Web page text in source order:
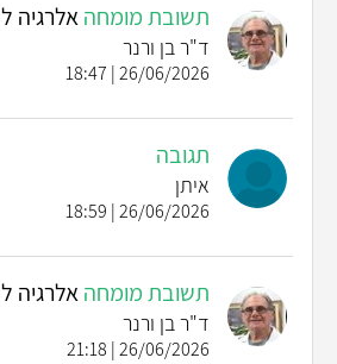
תשובת מומחהאלרגיה ל nsaid
ד"ר בן ורנר
26/06/2026 | 18:47
תגובה
איתן
26/06/2026 | 18:59
תשובת מומחהאלרגיה ל nsaid
ד"ר בן ורנר
26/06/2026 | 21:18